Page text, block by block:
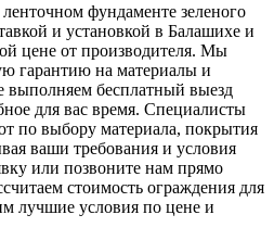
фундаменте зеленого
и установкой в Балашихе и
цене от производителя. Мы
гарантию на материалы и
выполняем бесплатный выезд
для вас время. Специалисты
по выбору материала, покрытия
ваши требования и условия
или позвоните нам прямо
стоимость ограждения для
лучшие условия по цене и